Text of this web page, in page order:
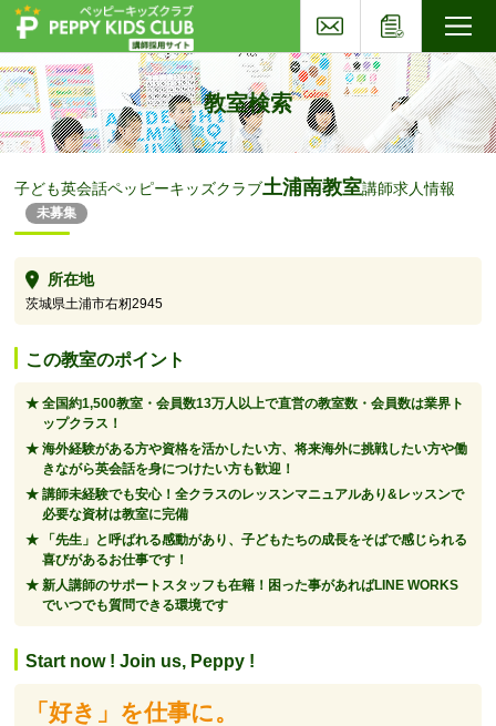
教室検索
子ども英会話ペッピーキッズクラブ土浦南教室講師求人情報
未募集
所在地
茨城県土浦市右籾2945
この教室のポイント
全国約1,500教室・会員数13万人以上で直営の教室数・会員数は業界ト
ップクラス！
海外経験がある方や資格を活かしたい方、将来海外に挑戦したい方や働
きながら英会話を身につけたい方も歓迎！
講師未経験でも安心！全クラスのレッスンマニュアルあり&レッスンで
必要な資材は教室に完備
「先生」と呼ばれる感動があり、子どもたちの成長をそばで感じられる
喜びがあるお仕事です！
新人講師のサポートスタッフも在籍！困った事があればLINE WORKS
でいつでも質問できる環境です
Start now ! Join us, Peppy !
「好き」を仕事に。